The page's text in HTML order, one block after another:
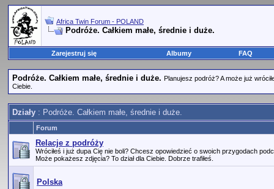
Africa Twin Forum - POLAND
Podróże. Całkiem małe, średnie i duże.
Zarejestruj się Albumy FAQ
Podróże. Całkiem małe, średnie i duże. Planujesz podróż? A może już
Ciebie.
Działy : Podróże. Całkiem małe, średnie i duże.
Forum
Relacje z podróży
Wróciłeś i już dupa Cię nie boli? Chcesz opowiedzieć o swoich przygodach
Może pokażesz zdjęcia? To dział dla Ciebie. Dobrze trafiłeś.
Polska